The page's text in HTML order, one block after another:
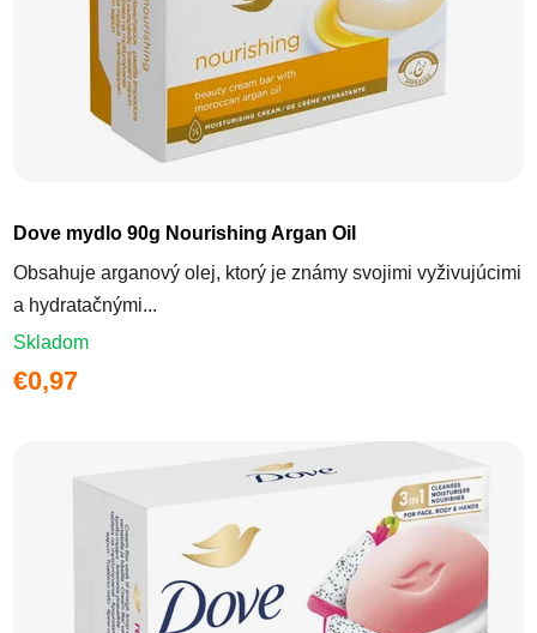
Dove mydlo 90g Nourishing Argan Oil
Obsahuje arganový olej, ktorý je známy svojimi vyživujúcimi
a hydratačnými...
Skladom
€0,97